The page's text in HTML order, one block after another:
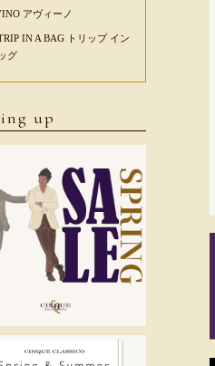
アヴィーノ
IN A BAG トリップ イン
グ
up